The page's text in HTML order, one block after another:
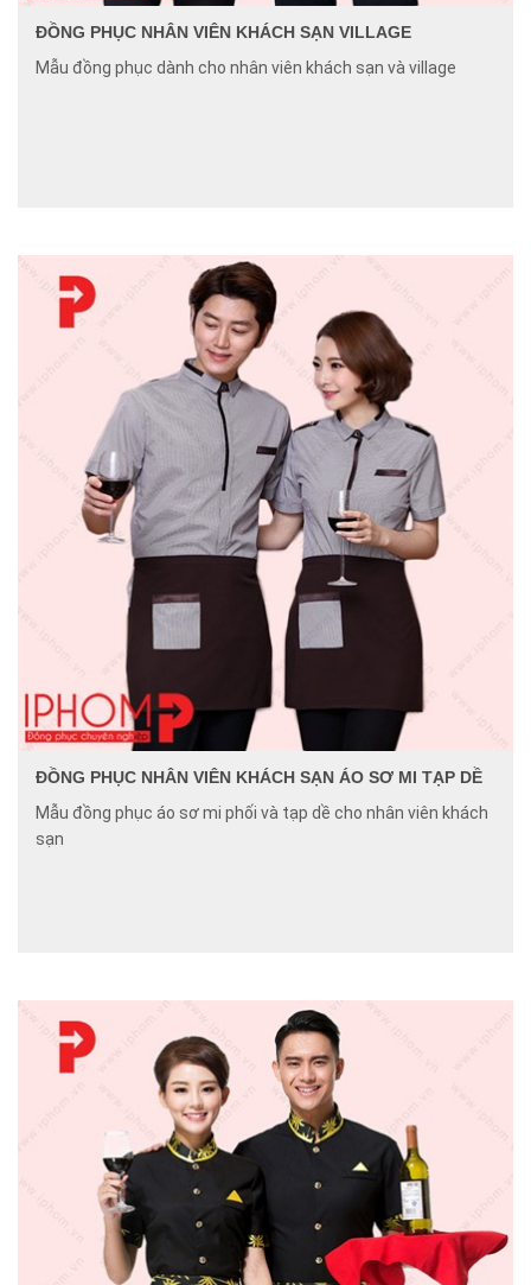
ĐỒNG PHỤC NHÂN VIÊN KHÁCH SẠN VILLAGE
Mẫu đồng phục dành cho nhân viên khách sạn và village
ĐỒNG PHỤC NHÂN VIÊN KHÁCH SẠN ÁO SƠ MI TẠP DỀ
Mẫu đồng phục áo sơ mi phối và tạp dề cho nhân viên khách
sạn